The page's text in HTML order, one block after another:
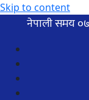
Skip to content